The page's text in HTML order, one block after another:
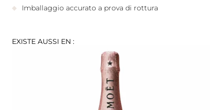
Imballaggio accurato a prova di rottura
EXISTE AUSSI EN :